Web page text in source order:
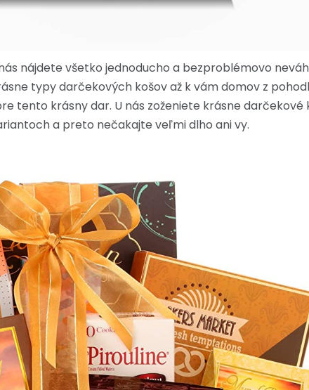
nájdete všetko jednoducho a bezproblémovo
typy darčekových košov až k vám domov z
tento krásny dar. U nás zoženiete krásne
a preto nečakajte veľmi dlho ani vy.